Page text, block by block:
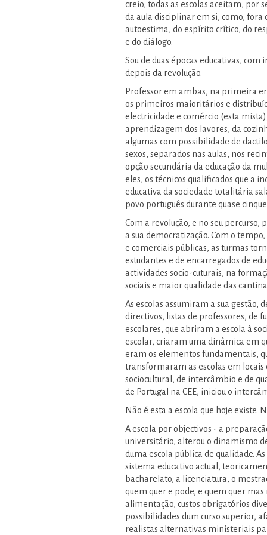
creio, todas as escolas aceitam,
da aula disciplinar em si, como,
autoestima, do espírito crítico, do
e do diálogo.
Sou de duas épocas educativas,
depois da revolução.
Professor em ambas, na primeira
os primeiros maioritários e
electricidade e comércio (esta
aprendizagem dos lavores, da
algumas com possibilidade de
sexos, separados nas aulas, nos
opção secundária da educação da
eles, os técnicos qualificados que a
educativa da sociedade totalitária
povo português durante quase
Com a revolução, e no seu
a sua democratização. Com o
e comerciais públicas, as turmas
estudantes e de encarregados de
actividades socio-cuturais, na
sociais e maior qualidade das
As escolas assumiram a sua
directivos, listas de professores, de
escolares, que abriram a escola à
escolar, criaram uma dinâmica em
eram os elementos fundamentais,
transformaram as escolas em
sociocultural, de intercâmbio e de
de Portugal na CEE, iniciou o
Não é esta a escola que hoje
A escola por objectivos - a
universitário, alterou o dinamismo
duma escola pública de qualidade.
sistema educativo actual,
bacharelato, a licenciatura, o
quem quer e pode, e quem quer
alimentação, custos obrigatórios
possibilidades dum curso superior,
realistas alternativas ministeriais